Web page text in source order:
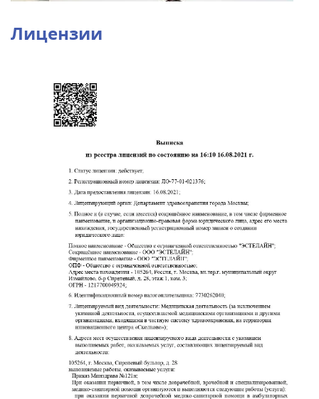
Лицензии